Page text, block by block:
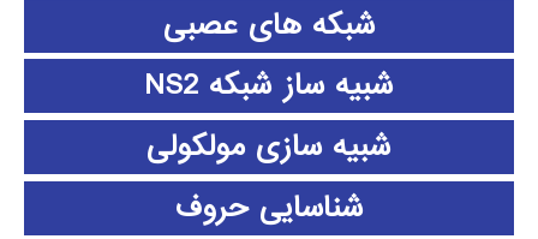
شبکه های عصبی
شبیه ساز شبکه NS2
شبیه سازی مولکولی
شناسایی حروف